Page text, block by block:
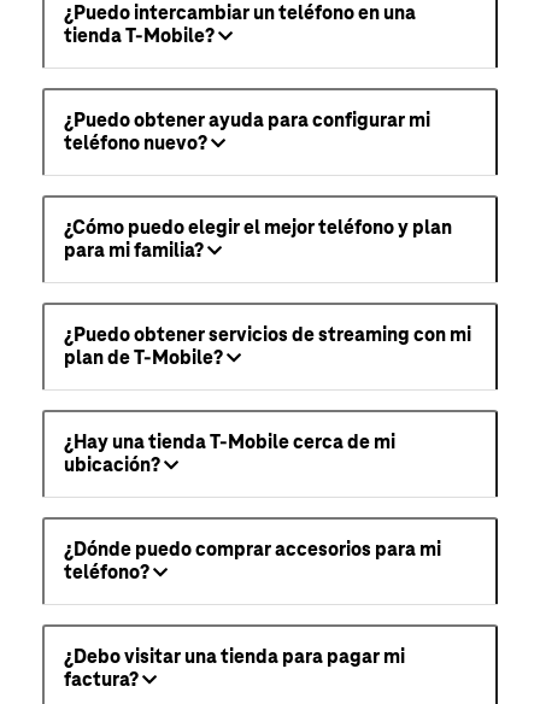
¿Puedo intercambiar un teléfono en una
tienda T-Mobile?
¿Puedo obtener ayuda para configurar mi
teléfono nuevo?
¿Cómo puedo elegir el mejor teléfono y plan
para mi familia?
¿Puedo obtener servicios de streaming con mi
plan de T-Mobile?
¿Hay una tienda T-Mobile cerca de mi
ubicación?
¿Dónde puedo comprar accesorios para mi
teléfono?
¿Debo visitar una tienda para pagar mi
factura?